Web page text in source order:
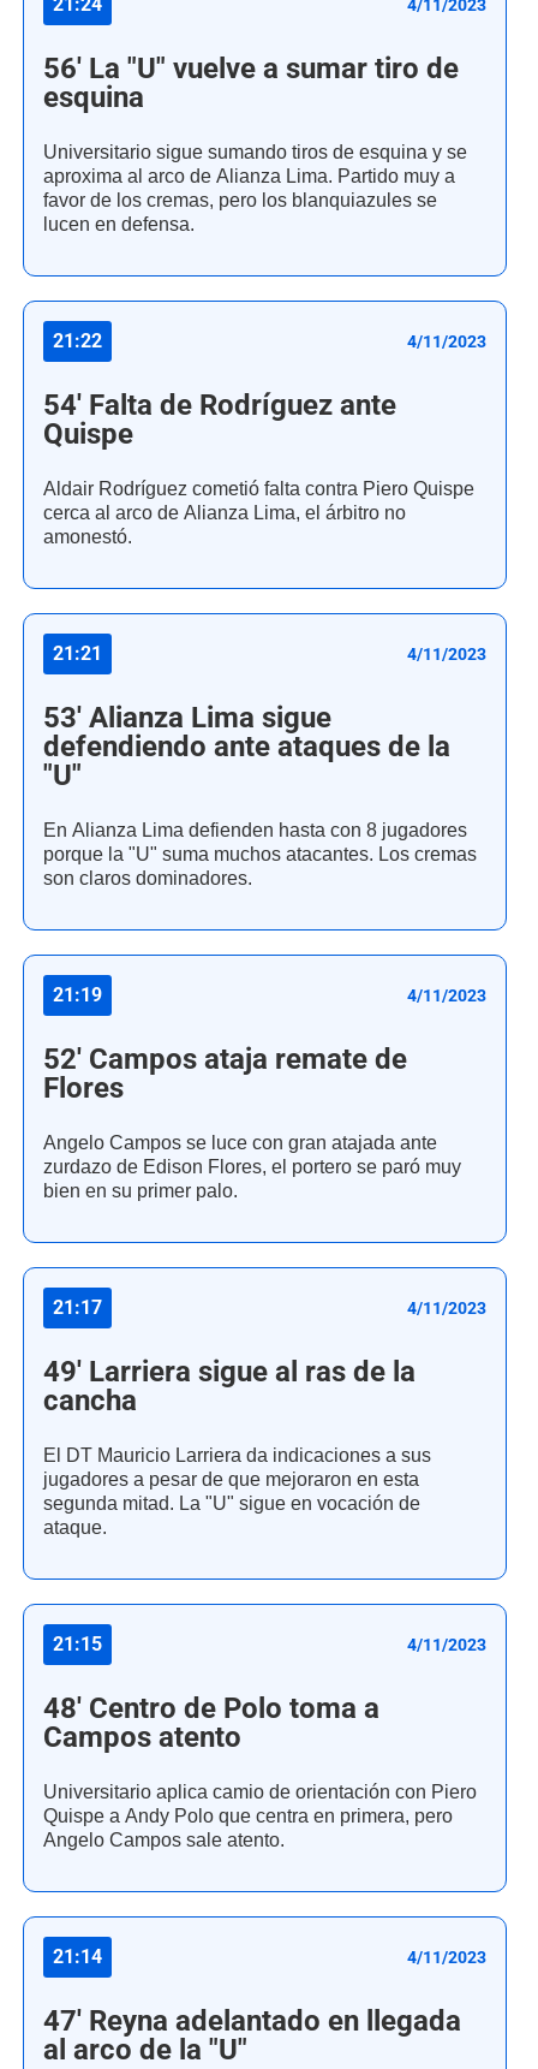
21:24 4/11/2023
56' La "U" vuelve a sumar tiro de
esquina
Universitario sigue sumando tiros de esquina y se
aproxima al arco de Alianza Lima. Partido muy a
favor de los cremas, pero los blanquiazules se
lucen en defensa.
21:22 4/11/2023
54' Falta de Rodríguez ante
Quispe
Aldair Rodríguez cometió falta contra Piero Quispe
cerca al arco de Alianza Lima, el árbitro no
amonestó.
21:21 4/11/2023
53' Alianza Lima sigue
defendiendo ante ataques de la
"U"
En Alianza Lima defienden hasta con 8 jugadores
porque la "U" suma muchos atacantes. Los cremas
son claros dominadores.
21:19 4/11/2023
52' Campos ataja remate de
Flores
Angelo Campos se luce con gran atajada ante
zurdazo de Edison Flores, el portero se paró muy
bien en su primer palo.
21:17 4/11/2023
49' Larriera sigue al ras de la
cancha
El DT Mauricio Larriera da indicaciones a sus
jugadores a pesar de que mejoraron en esta
segunda mitad. La "U" sigue en vocación de
ataque.
21:15 4/11/2023
48' Centro de Polo toma a
Campos atento
Universitario aplica camio de orientación con Piero
Quispe a Andy Polo que centra en primera, pero
Angelo Campos sale atento.
21:14 4/11/2023
47' Reyna adelantado en llegada
al arco de la "U"